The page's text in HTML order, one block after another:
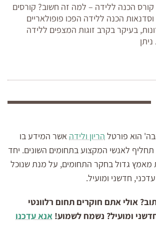
קורס הכנה ללידה – למה זה חשוב? קורסים
וסדנאות הכנה ללידה הפכו פופולאריים
בעיקר בקרב זוגות המצפים ללידה
הוא פורטל הריון ולידה אשר המידע בו
תחליף לאנשי המקצוע בתחומים השונים. יחד
מאמץ גדול בחקר התחומים, על מנת שנוכל
חדשני ומועיל.
אולי אתם חוקרים תחום רלוונטי
ומועיל? נשמח לשמוע! אנא עדכנו